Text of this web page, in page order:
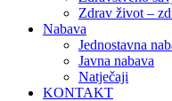
Zdrav život –
Nabava
Jednostavna
Javna nabava
Natječaji
KONTAKT